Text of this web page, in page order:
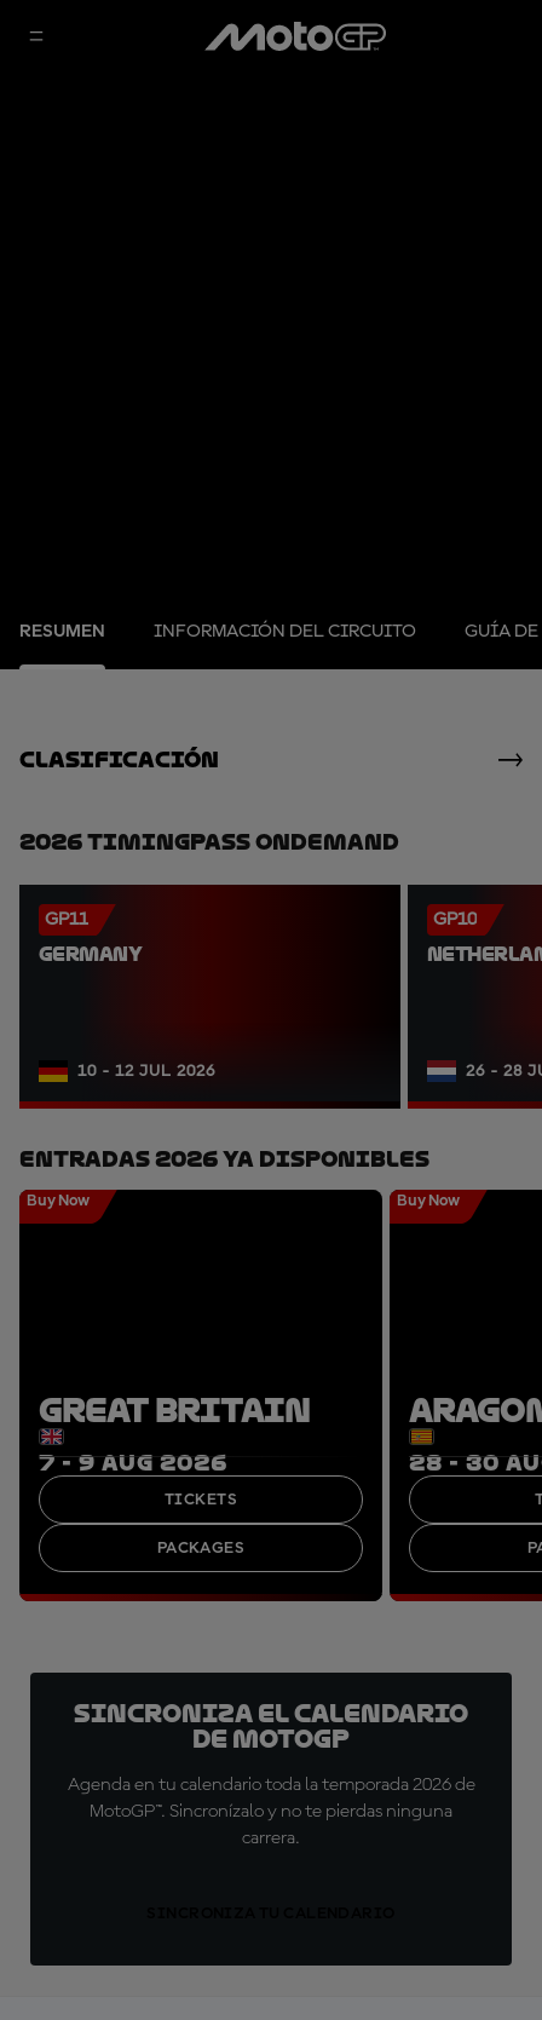
RESUMEN INFORMACIÓN DEL CIRCUITO GUÍA
clasificación
2026 TimingPass OnDemand
GP11
GERMANY
10 - 12 JUL 2026
GP10
26 - 28
Entradas 2026 Ya Disponibles
Buy Now
GREAT BRITAIN
7 - 9 AUG 2026
TICKETS
PACKAGES
Buy Now
28 - 30
Sincroniza el calendario
de MotoGP
Agenda en tu calendario toda la temporada 2026 de
MotoGP™. Sincronízalo y no te pierdas ninguna
carrera.